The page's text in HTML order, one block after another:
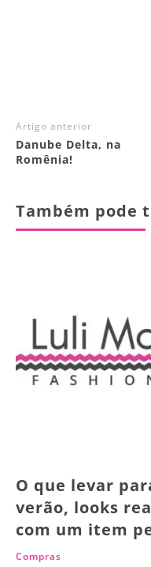
Artigo anterior
Danube Delta, na
Romênia!
Também pode
O que levar
verão, looks
com um item
Compras